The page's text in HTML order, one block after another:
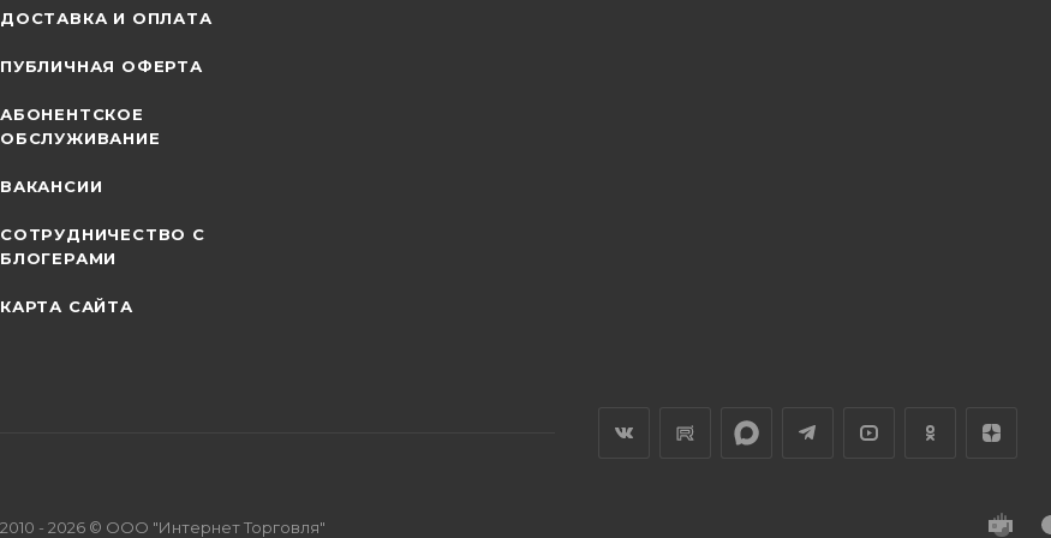
ДОСТАВКА И ОПЛАТА
ПУБЛИЧНАЯ ОФЕРТА
АБОНЕНТСКОЕ
ОБСЛУЖИВАНИЕ
ВАКАНСИИ
СОТРУДНИЧЕСТВО С
БЛОГЕРАМИ
КАРТА САЙТА
2010 - 2026 © ООО "Интернет Торговля"